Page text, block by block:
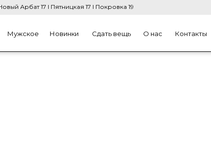
Мужское Новинки Сдать вещь О нас Контакты
Арбат 17 I Пятницкая 17 I Покровка 19